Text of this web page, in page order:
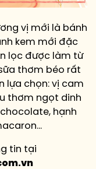
vị mới là bánh
kem mới đặc
lọc được làm từ
thơm béo rất
lựa chọn: vị cam
thơm ngọt dinh
hạnh
tin tại